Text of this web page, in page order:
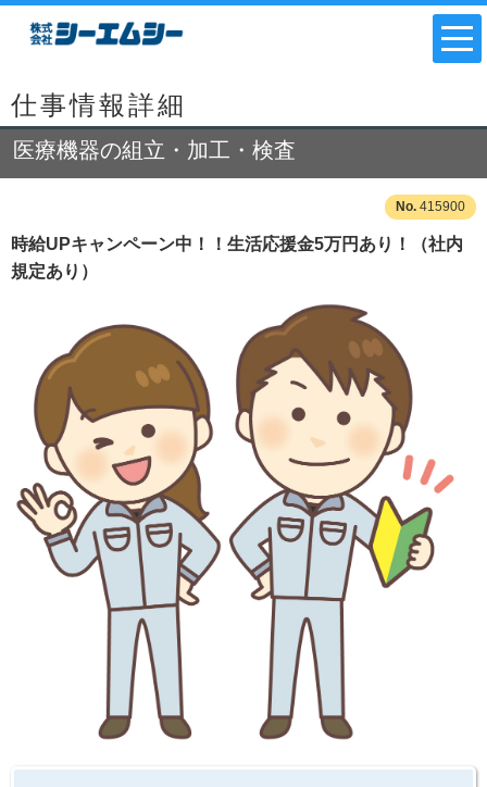
仕事情報詳細
医療機器の組立・加工・検査
415900
時給UPキャンペーン中！！生活応援金5万円あり！（社内
規定あり）